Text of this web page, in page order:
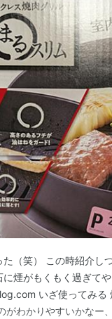
（笑） この時紹介し
に煙がもくもく過ぎて
いざ使ってみる
がわかりやすいかなー